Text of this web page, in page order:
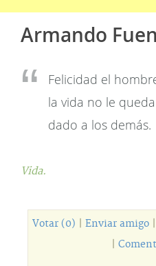
Armando
Felicidad el
la vida no le
dado a los demás.
Vida.
Votar (0) Enviar amigo|